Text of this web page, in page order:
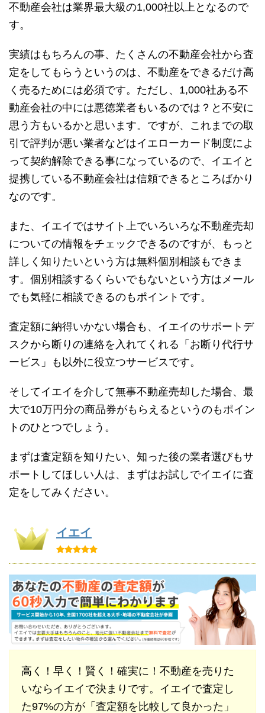
不動産会社は業界最大級の1,000社以上となるので
す。
実績はもちろんの事、たくさんの不動産会社から査
定をしてもらうというのは、不動産をできるだけ高
く売るためには必須です。ただし、1,000社ある不
動産会社の中には悪徳業者もいるのでは？と不安に
思う方もいるかと思います。ですが、これまでの取
引で評判が悪い業者などはイエローカード制度によ
って契約解除できる事になっているので、イエイと
提携している不動産会社は信頼できるところばかり
なのです。
また、イエイではサイト上でいろいろな不動産売却
についての情報をチェックできるのですが、もっと
詳しく知りたいという方は無料個別相談もできま
す。個別相談するくらいでもないという方はメール
でも気軽に相談できるのもポイントです。
査定額に納得いかない場合も、イエイのサポートデ
スクから断りの連絡を入れてくれる「お断り代行サ
ービス」も以外に役立つサービスです。
そしてイエイを介して無事不動産売却した場合、最
大で10万円分の商品券がもらえるというのもポイン
トのひとつでしょう。
まずは査定額を知りたい、知った後の業者選びもサ
ポートしてほしい人は、まずはお試しでイエイに査
定をしてみください。
イエイ
高く！早く！賢く！確実に！不動産を売りた
いならイエイで決まりです。イエイで査定し
た97%の方が「査定額を比較して良かった」